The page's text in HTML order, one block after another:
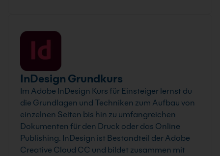
InDesign Grundkurs
Im Adobe InDesign Kurs für Einsteiger lernst du
die Grundlagen und Techniken zum Aufbau von
einzelnen Seiten bis hin zu umfangreichen
Dokumenten für den Druck oder das Online
Publishing. InDesign ist Bestandteil der Adobe
Creative Cloud CC und bildet zusammen mit